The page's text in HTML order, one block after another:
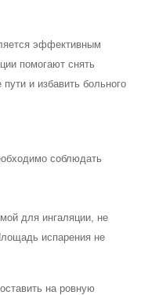
эффективным
помогают снять
и избавить больного
соблюдать
для ингаляции, не
испарения не
на ровную